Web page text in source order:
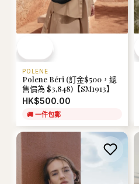
POLENE
Polene Béri (訂金$500，總
售價為 $3,848)【SM1913】
HK$500.00
🚚 一件包郵